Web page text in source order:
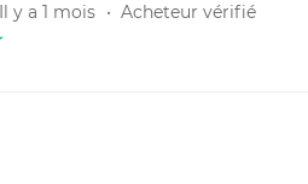
Il y a 1 mois • Acheteur vérifié